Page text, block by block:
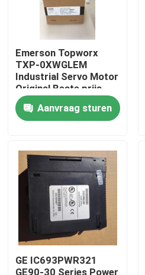
Producten
Ongeveer ons
Emerson Topworx
TXP-0XWGLEM
Industrial Servo Motor
Original Beste prijs
Aanvraag sturen
GE IC693PWR321
GE90-30 Series Power